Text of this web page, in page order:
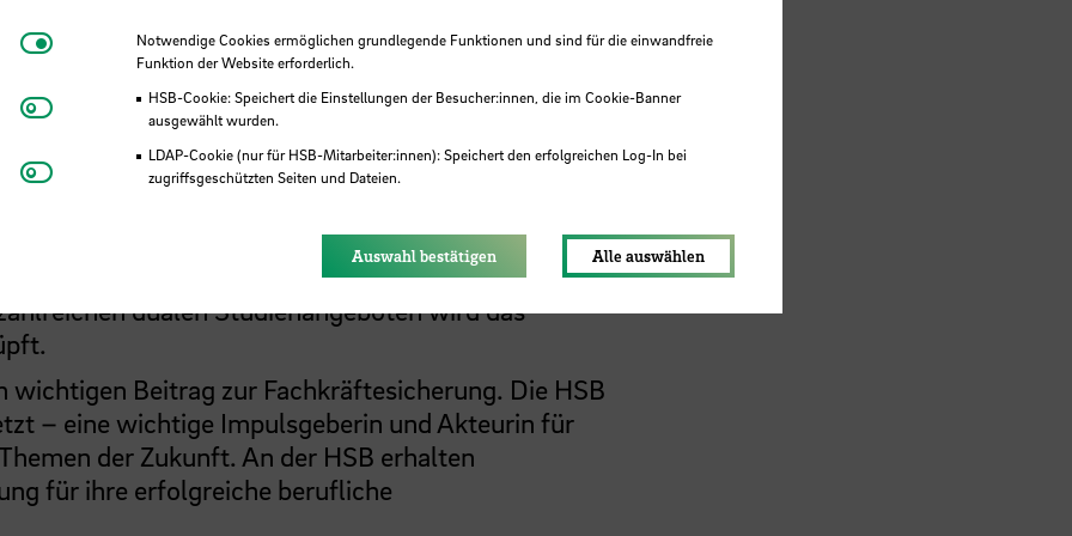
und internationales
HSB hervorragende Perspektiven für den
eine internationale Ausrichtung mit
dualen Studienangeboten wird das
Beitrag zur Fachkräftesicherung. Die HSB
– eine wichtige Impulsgeberin und Akteurin für
der Zukunft. An der HSB erhalten
für ihre erfolgreiche berufliche
Notwendige CookiesNotwendige Cookies ermöglichen grundlegende Funktionen und sind für die einwandfreie
Funktion der Website erforderlich.
HSB-Cookie: Speichert die Einstellungen der Besucher:innen, die im Cookie-Banner
ausgewählt wurden.
LDAP-Cookie (nur für HSB-Mitarbeiter:innen): Speichert den erfolgreichen Log-In bei
zugriffsgeschützten Seiten und Dateien.
Matomo
Youtube
Auswahl bestätigen Alle auswählen